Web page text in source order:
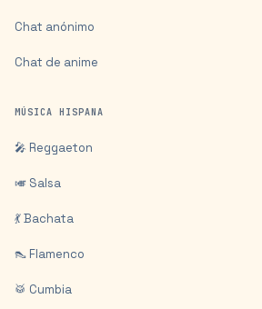
Chat anónimo
Chat de anime
MÚSICA HISPANA
🎤 Reggaeton
🎺 Salsa
💃 Bachata
👠 Flamenco
🥁 Cumbia